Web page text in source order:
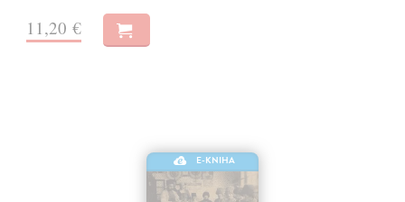
11,20 €
E-KNIHA